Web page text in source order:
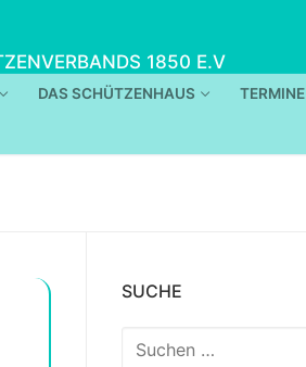
1850 E.V
DAS SCHÜTZENHAUS TERMINE
SUCHE
Suchen